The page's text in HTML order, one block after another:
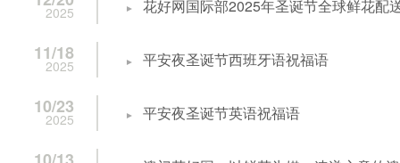
2025 花好网国际部2025年圣诞节全球鲜花配
11/18
2025 平安夜圣诞节西班牙语祝福语
10/23
2025 平安夜圣诞节英语祝福语